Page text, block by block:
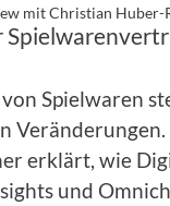
mit Christian Huber-
Spielwaren
erklärt, wie
und